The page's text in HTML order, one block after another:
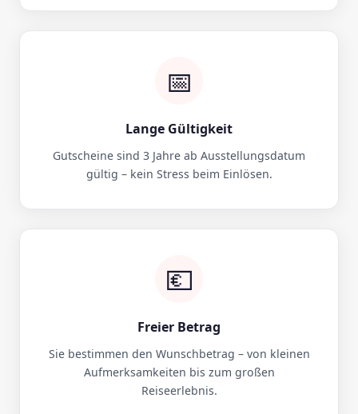
📅
Lange Gültigkeit
Gutscheine sind 3 Jahre ab Ausstellungsdatum
gültig – kein Stress beim Einlösen.
💶
Freier Betrag
Sie bestimmen den Wunschbetrag – von kleinen
Aufmerksamkeiten bis zum großen
Reiseerlebnis.